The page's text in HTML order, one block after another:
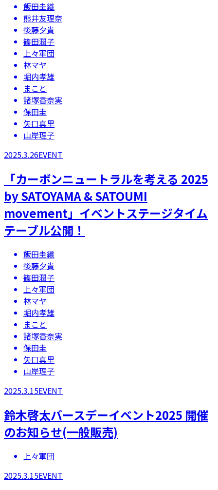
飯田圭織
熊井友理奈
後藤夕貴
篠田潤子
上々軍団
林マヤ
堀内孝雄
まこと
諸塚香奈実
保田圭
矢口真里
山岸理子
2025.3.26EVENT
「カーボンニュートラルを考える 2025
by SATOYAMA & SATOUMI
movement」​イベントステージタイム
テーブル公開！
飯田圭織
後藤夕貴
篠田潤子
上々軍団
林マヤ
堀内孝雄
まこと
諸塚香奈実
保田圭
矢口真里
山岸理子
2025.3.15EVENT
鈴木啓太バースデーイベント2025 開催
のお知らせ(一般販売)
上々軍団
2025.3.15EVENT